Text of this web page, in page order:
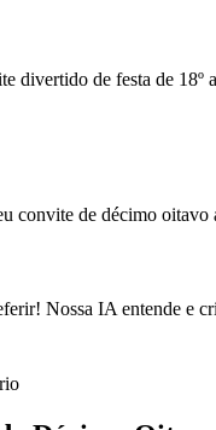
divertido de festa de 18º
convite de décimo oitavo
Nossa IA entende e